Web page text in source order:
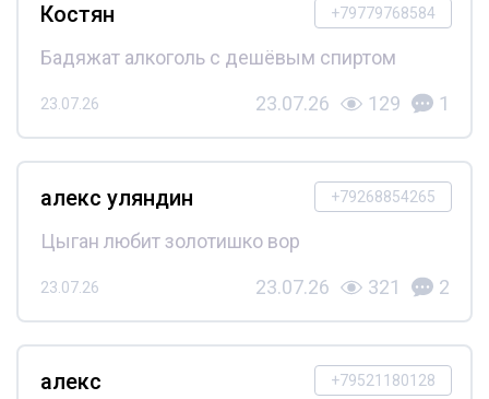
+79779768584
Костян
Бадяжат алкоголь с дешёвым спиртом
23.07.26 23.07.26 129 1
+79268854265
алекс уляндин
Цыган любит золотишко вор
23.07.26 23.07.26 321 2
+79521180128
алекс